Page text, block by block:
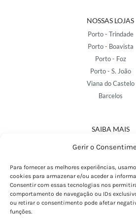
Gerir o
Para fornecer as melhores experiências,
cookies para armazenar e/ou aceder a
Consentir com essas tecnologias nos
comportamento de navegação ou IDs
ou retirar o consentimento pode afetar
funções.
NOSSAS LOJAS
Porto - Trindade
Porto - Boavista
Porto - Foz
Porto - S. João
Viana do Castelo
Barcelos
SAIBA MAIS
Política de
Termos e
Perguntas
Custos de Envio
Encomendas